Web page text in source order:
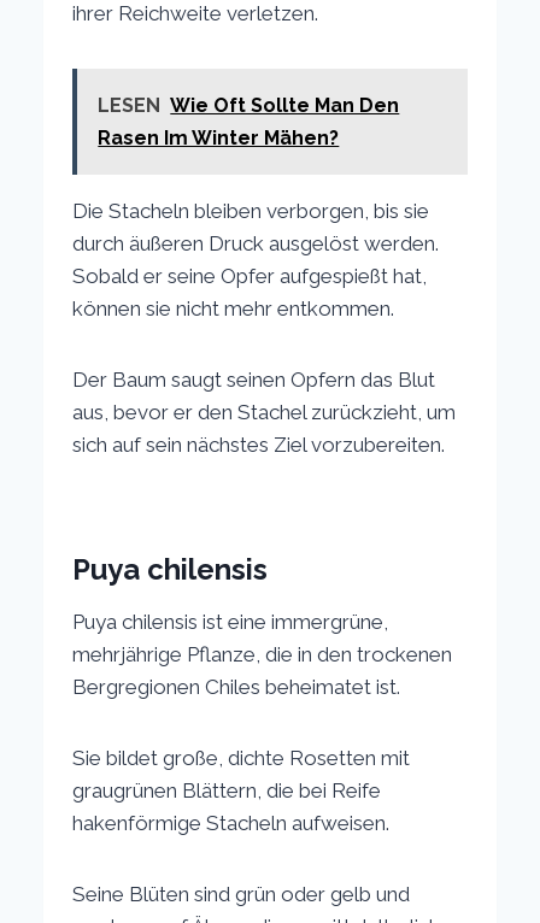
ihrer Reichweite verletzen.
LESEN Wie Oft Sollte Man Den
Rasen Im Winter Mähen?
Die Stacheln bleiben verborgen, bis sie
durch äußeren Druck ausgelöst werden.
Sobald er seine Opfer aufgespießt hat,
können sie nicht mehr entkommen.
Der Baum saugt seinen Opfern das Blut
aus, bevor er den Stachel zurückzieht, um
sich auf sein nächstes Ziel vorzubereiten.
Puya chilensis
Puya chilensis ist eine immergrüne,
mehrjährige Pflanze, die in den trockenen
Bergregionen Chiles beheimatet ist.
Sie bildet große, dichte Rosetten mit
graugrünen Blättern, die bei Reife
hakenförmige Stacheln aufweisen.
Seine Blüten sind grün oder gelb und